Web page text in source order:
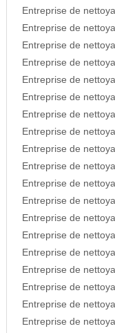
Entreprise de
Entreprise de
Entreprise de
Entreprise de
Entreprise de
Entreprise de
Entreprise de
Entreprise de
Entreprise de
Entreprise de
Entreprise de
Entreprise de
Entreprise de
Entreprise de
Entreprise de
Entreprise de
Entreprise de
Entreprise de
Entreprise de